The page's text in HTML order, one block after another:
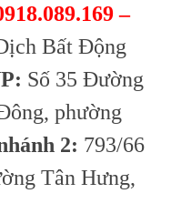
–
Bất Động
Số 35 Đường
phường
2: 793/66
Tân Hưng,